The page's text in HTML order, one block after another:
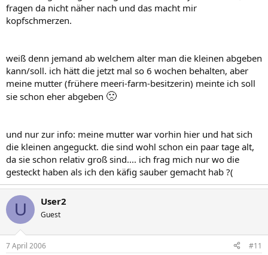
fragen da nicht näher nach und das macht mir
kopfschmerzen.
weiß denn jemand ab welchem alter man die kleinen abgeben
kann/soll. ich hätt die jetzt mal so 6 wochen behalten, aber
meine mutter (frühere meeri-farm-besitzerin) meinte ich soll
sie schon eher abgeben 🙁
und nur zur info: meine mutter war vorhin hier und hat sich
die kleinen angeguckt. die sind wohl schon ein paar tage alt,
da sie schon relativ groß sind.... ich frag mich nur wo die
gesteckt haben als ich den käfig sauber gemacht hab ?(
U User2
Guest
7 April 2006 #11